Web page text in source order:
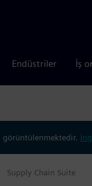
Endüstriler İş
görüntülenmektedir.
Supply Chain Suite